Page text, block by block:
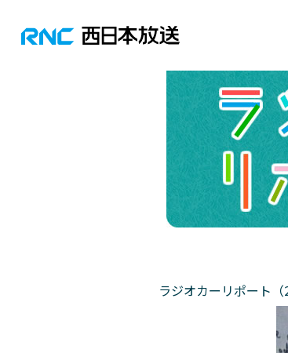
ラジオカーリポート（